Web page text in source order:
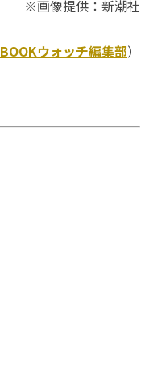
※画像提供：新潮社
BOOKウォッチ編集部）